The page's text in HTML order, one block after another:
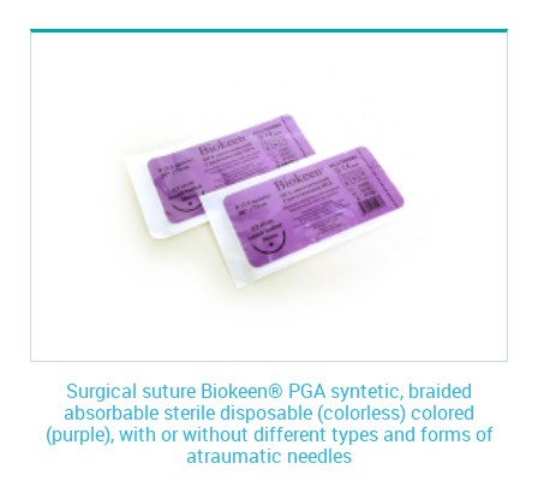
Surgical suture Biokeen® PGA syntetic, braided
absorbable sterile disposable (colorless) colored
(purple), with or without different types and forms of
atraumatic needles